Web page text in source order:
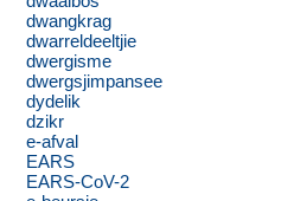
dwangkrag
dwarreldeeltjie
dwergisme
dwergsjimpansee
dydelik
dzikr
e-afval
EARS
EARS-CoV-2